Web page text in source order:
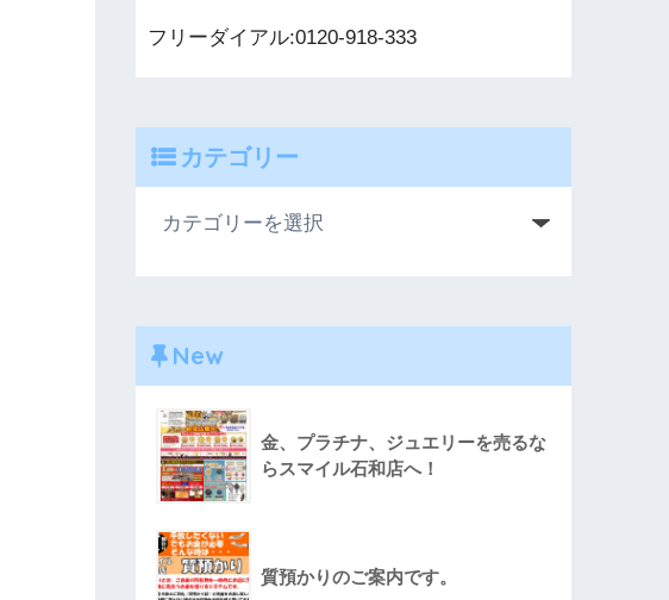
フリーダイアル:0120-918-333
カテゴリー
New
金、プラチナ、ジュエリーを売るな
らスマイル石和店へ！
質預かりのご案内です。